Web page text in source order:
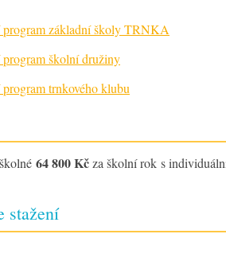
základní školy TRNKA
školní družiny
trnkového klubu
64 800 Kčza školní rok s
stažení